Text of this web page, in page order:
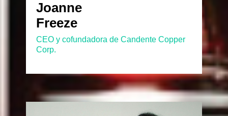
Joanne
Freeze
CEO y cofundadora de Candente Copper
Corp.